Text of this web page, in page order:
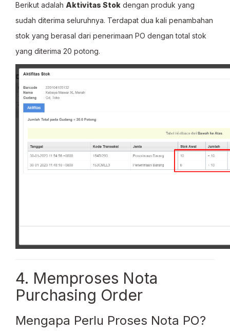
Berikut adalah Aktivitas Stok dengan produk yang
sudah diterima seluruhnya. Terdapat dua kali penambahan
stok yang berasal dari penerimaan PO dengan total stok
yang diterima 20 potong.
4. Memproses Nota
Purchasing Order
Mengapa Perlu Proses Nota PO?